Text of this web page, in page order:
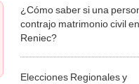
¿Cómo saber si una
contrajo matrimonio civil en
Reniec?
Elecciones Regionales y